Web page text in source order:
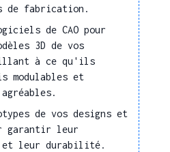
un cahier des
des
des avant-
à partir du
des thèmes
de fabrication.
de CAO pour
3D de vos
à ce qu'ils
modulables et
de vos designs et
garantir leur
et leur durabilité.